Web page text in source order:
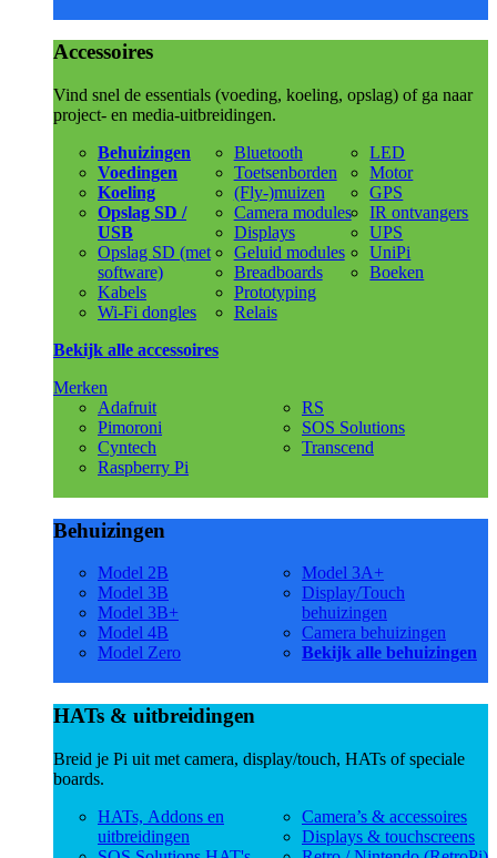
Accessoires
Vind snel de essentials (voeding, koeling, opslag) of ga naar
project- en media-uitbreidingen.
Behuizingen
Voedingen
Koeling
Opslag SD /
USB
Opslag SD (met
software)
Kabels
Wi-Fi dongles
Bluetooth
Toetsenborden
(Fly-)muizen
Camera modules
Displays
Geluid modules
Breadboards
Prototyping
Relais
LED
Motor
GPS
IR ontvangers
UPS
UniPi
Boeken
Bekijk alle accessoires
Merken
Adafruit
Pimoroni
Cyntech
Raspberry Pi
RS
SOS Solutions
Transcend
Behuizingen
Model 2B
Model 3B
Model 3B+
Model 4B
Model Zero
Model 3A+
Display/Touch
behuizingen
Camera behuizingen
Bekijk alle behuizingen
HATs & uitbreidingen
Breid je Pi uit met camera, display/touch, HATs of speciale
boards.
HATs, Addons en
uitbreidingen
Camera’s & accessoires
Displays & touchscreens